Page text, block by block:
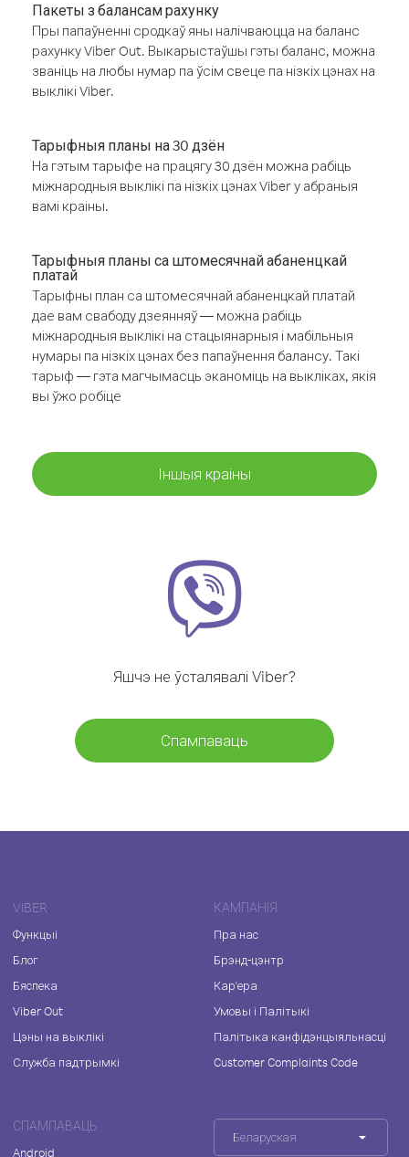
Пакеты з балансам рахунку
Пры папаўненні сродкаў яны налічваюцца на баланс
рахунку Viber Out. Выкарыстаўшы гэты баланс, можна
званіць на любы нумар па ўсім свеце па нізкіх цэнах на
выклікі Viber.
Тарыфныя планы на 30 дзён
На гэтым тарыфе на працягу 30 дзён можна рабіць
міжнародныя выклікі па нізкіх цэнах Viber у абраныя
вамі краіны.
Тарыфныя планы са штомесячнай абаненцкай
платай
Тарыфны план са штомесячнай абаненцкай платай
дае вам свабоду дзеянняў — можна рабіць
міжнародныя выклікі на стацыянарныя і мабільныя
нумары па нізкіх цэнах без папаўнення балансу. Такі
тарыф — гэта магчымасць эканоміць на выкліках, якія
вы ўжо робіце
Іншыя краіны
Яшчэ не ўсталявалі Viber?
Спампаваць
VIBER
Функцыі
Блог
Бяспека
Viber Out
Цэны на выклікі
Служба падтрымкі
КАМПАНІЯ
Пра нас
Брэнд-цэнтр
Кар'ера
Умовы і Палітыкі
Палітыка канфідэнцыяльнасці
Customer Complaints Code
СПАМПАВАЦЬ
Android
Беларуская